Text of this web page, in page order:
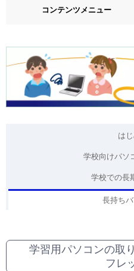
ゲ
ン
コンテンツメニュー
は
学校向けパソ
学校での長
長持ち
学習用パソコンの取
フレ